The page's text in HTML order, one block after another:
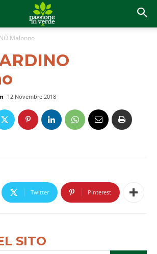
Malonno
12 Novembre 2018
Twitter Pinterest
SITO